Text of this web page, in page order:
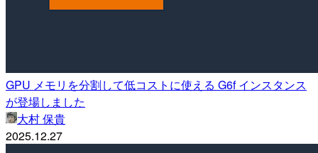
GPU メモリを分割して低コストに使える G6f インスタンス
が登場しました
大村 保貴
2025.12.27